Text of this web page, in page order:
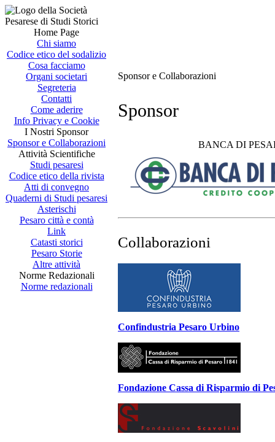
Home Page
Chi siamo
Codice etico del sodalizio
Cosa facciamo
Organi societari
Segreteria
Contatti
Come aderire
Info Privacy e Cookie
I Nostri Sponsor
Sponsor e Collaborazioni
Attività Scientifiche
Studi pesaresi
Codice etico della rivista
Atti di convegno
Quaderni di Studi pesaresi
Asterischi
Pesaro città e contà
Link
Catasti storici
Pesaro Storie
Altre attività
Norme Redazionali
Norme redazionali
Sponsor e Collaborazioni
Sponsor
BANCA DI
Collaborazioni
Confindustria Pesaro Urbino
Fondazione Cassa di Risparmio di